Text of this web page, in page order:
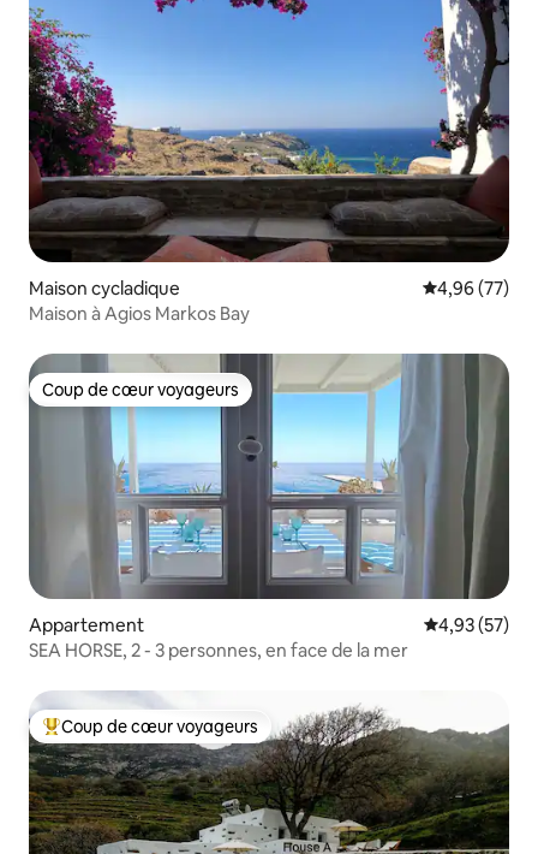
Maison cycladique Évaluation
4,96 (77)
Maison à Agios Markos Bay
Coup de cœur voyageurs
Coup de cœur voyageurs
Appartement Évaluation
4,93 (57)
SEA HORSE, 2 - 3 personnes, en face de la mer
Coups de cœur voyageurs les plus appréciés
Coup de cœur voyageurs